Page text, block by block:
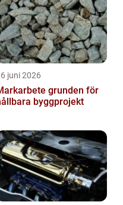
juni 2026
grunden för
byggprojekt